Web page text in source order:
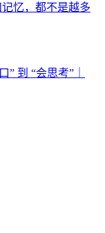
忆，都不是越多
” 到 “会思考”｜